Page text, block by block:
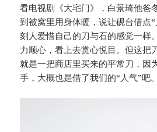
看电视剧《大宅门》，白景琦他爸
到被窝里用身体暖，说让砚台借点
刻人爱惜自己的刀与石的感觉一样
力顺心，看上去赏心悦目。但这把
就是一把商店里买来的平常刀，因
手，大概也是借了我们的“人气”吧。